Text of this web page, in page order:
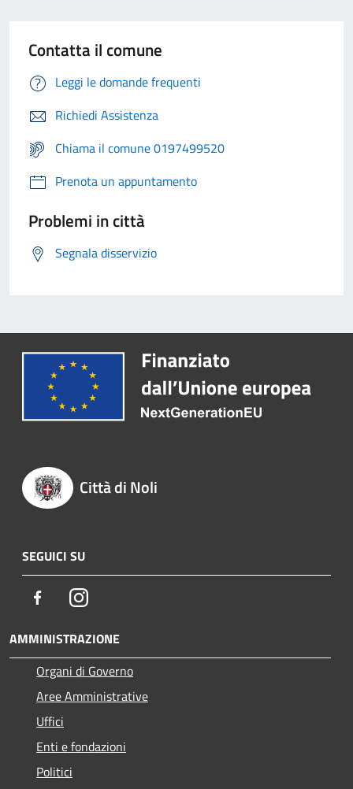
Contatta il comune
Leggi le domande frequenti
Richiedi Assistenza
Chiama il comune 0197499520
Prenota un appuntamento
Problemi in città
Segnala disservizio
Città di Noli
SEGUICI SU
FacebookInstagram
AMMINISTRAZIONE
Organi di Governo
Aree Amministrative
Uffici
Enti e fondazioni
Politici